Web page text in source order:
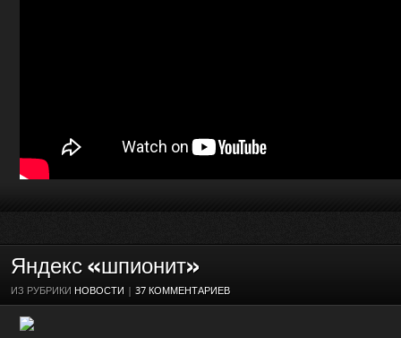
Яндекс «шпионит»
ИЗ РУБРИКИ НОВОСТИ | 37 КОММЕНТАРИЕВ